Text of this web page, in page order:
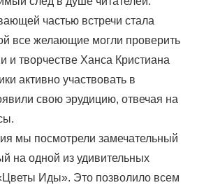
частью встречи стала
все желающие могли проверить
и творчестве Ханса Кристиана
активно участвовать в
свою эрудицию, отвечая на
мы посмотрели замечательный
на одной из удивительных
Иды». Это позволило всем